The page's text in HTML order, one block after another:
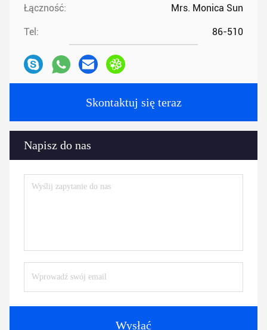
Łączność: Mrs. Monica Sun
Tel: 86-510
Skontaktuj się teraz
Napisz do nas
Wysłać